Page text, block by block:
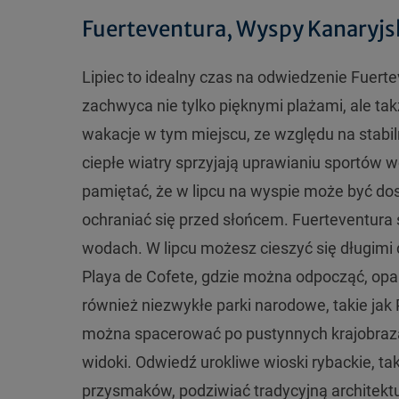
Fuerteventura, Wyspy
Lipiec to idealny czas na odwiedzenie
zachwyca nie tylko pięknymi plażami, ale
wakacje w tym miejscu, ze względu na
ciepłe wiatry sprzyjają uprawianiu sportów
pamiętać, że w lipcu na wyspie może być
ochraniać się przed słońcem.
wodach. W lipcu możesz cieszyć się
Playa de Cofete, gdzie można odpocząć,
również niezwykłe parki narodowe, takie
można spacerować po pustynnych
widoki. Odwiedź urokliwe wioski rybackie,
przysmaków, podziwiać tradycyjną